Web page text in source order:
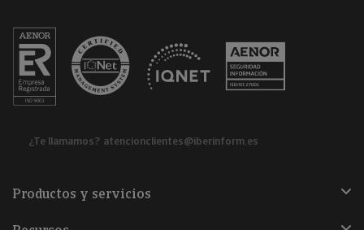
¿Te llamamos? atencionclientes@iberinform.es
Productos y servicios